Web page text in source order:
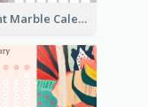
Elegant Marble Calendar